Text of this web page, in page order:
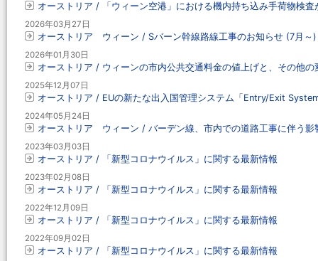
オーストリア / 「ウィーン空港」における機内持ち込み手荷物検査
2026年03月27日
オーストリア ウィーン / Sバーン幹線路線工事のお知らせ (7月～)
2026年01月30日
オーストリア / ウィーンの市内公共交通料金の値上げと、その他の
2025年12月07日
オーストリア / EUの新たな出入国管理システム「Entry/Exit
2024年05月24日
オーストリア ウィーン / バーデン線、市内での道路工事に伴う影
2023年03月03日
オーストリア / 「新型コロナウイルス」に関する最新情報
2023年02月08日
オーストリア / 「新型コロナウイルス」に関する最新情報
2022年12月09日
オーストリア / 「新型コロナウイルス」に関する最新情報
2022年09月02日
オーストリア / 「新型コロナウイルス」に関する最新情報